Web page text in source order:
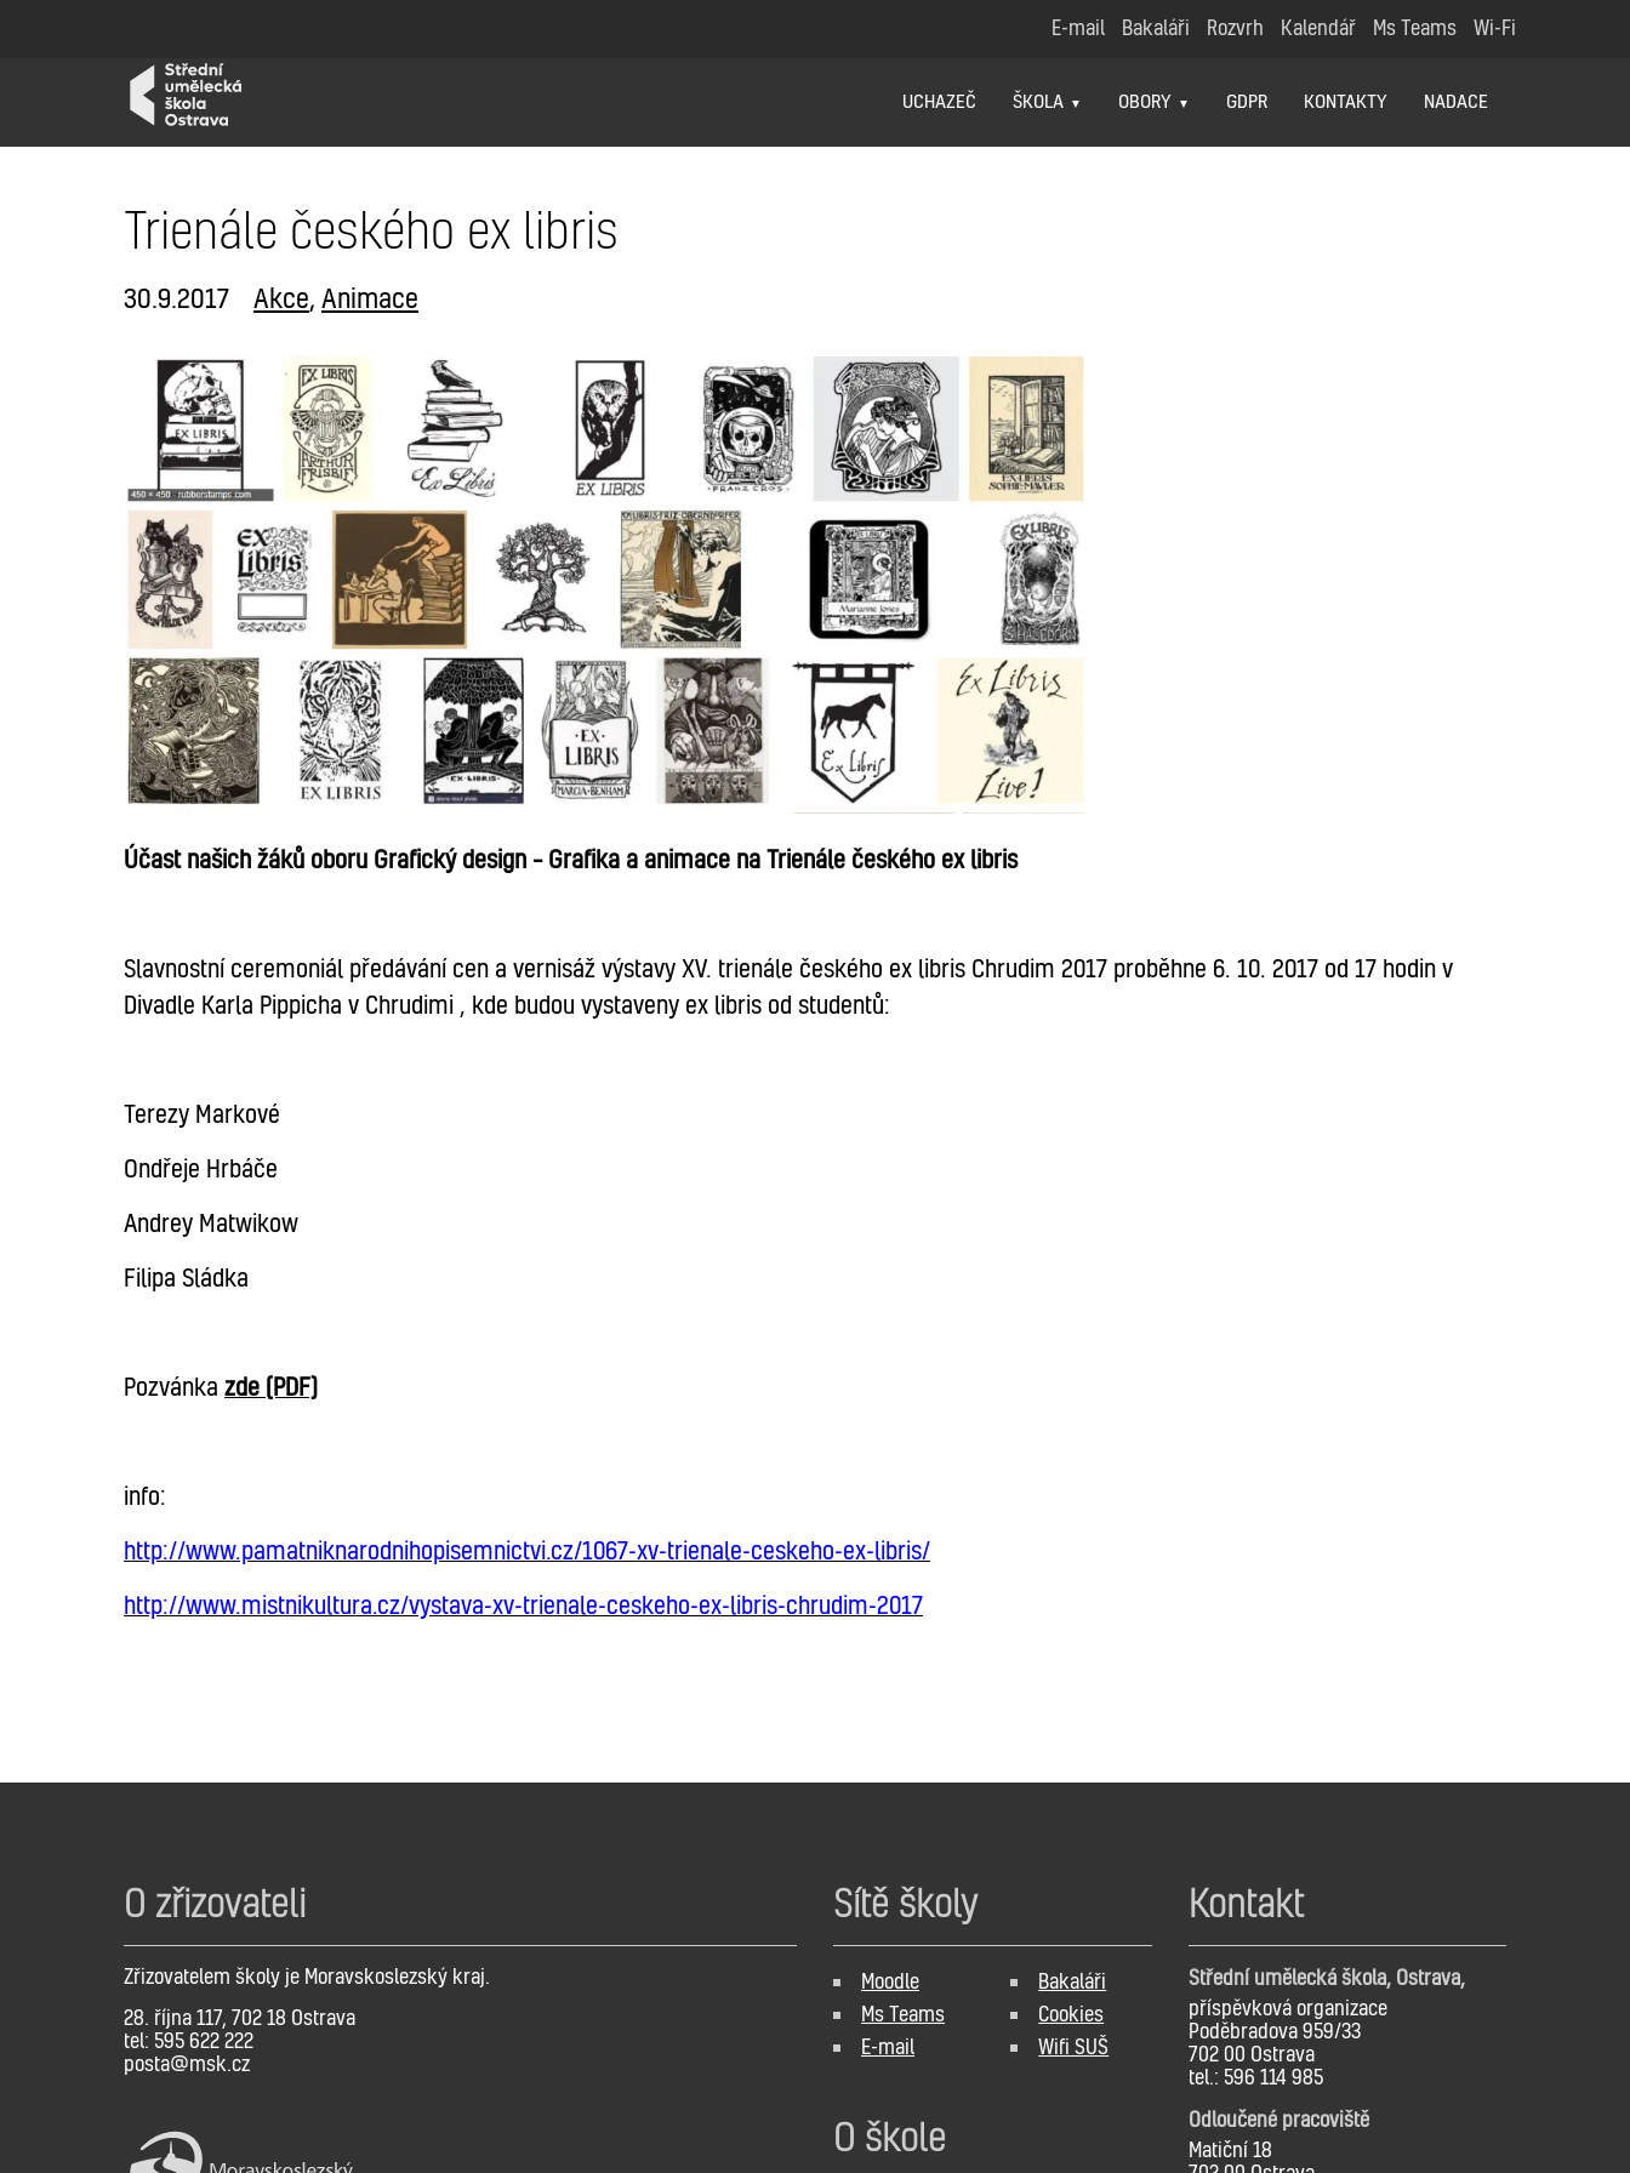
E-mail Bakaláři Rozvrh Kalendář Ms Teams Wi-Fi
UCHAZEČ ŠKOLA OBORY GDPR KONTAKTY NADACE
Trienále českého ex libris
30.9.2017 Akce, Animace
Účast našich žáků oboru Grafický design – Grafika a animace na Trienále českého ex libris
Slavnostní ceremoniál předávání cen a vernisáž výstavy XV. trienále českého ex libris Chrudim 2017 proběhne 6. 10. 2017 od 17 hodin v
Divadle Karla Pippicha v Chrudimi , kde budou vystaveny ex libris od studentů:
Terezy Markové
Ondřeje Hrbáče
Andrey Matwikow
Filipa Sládka
Pozvánka zde (PDF)
info:
http://www.pamatniknarodnihopisemnictvi.cz/1067-xv-trienale-ceskeho-ex-libris/
http://www.mistnikultura.cz/vystava-xv-trienale-ceskeho-ex-libris-chrudim-2017
O zřizovateli
Zřizovatelem školy je Moravskoslezský kraj.
28. října 117, 702 18 Ostrava
tel: 595 622 222
posta@msk.cz
Sítě školy
Moodle
Ms Teams
E-mail
Bakaláři
Cookies
Wifi SUŠ
O škole
Kontakt
Střední umělecká škola, Ostrava,
příspěvková organizace
Poděbradova 959/33
702 00 Ostrava
tel.: 596 114 985
Odloučené pracoviště
Matiční 18